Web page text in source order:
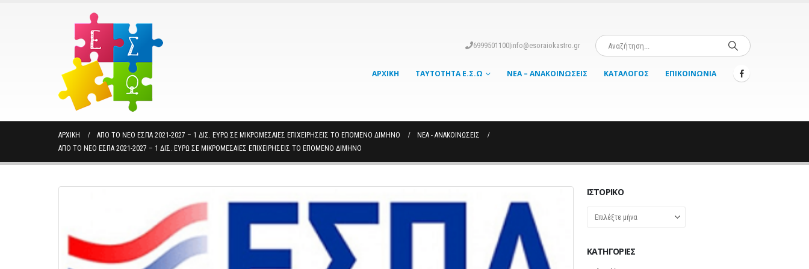
6999501100|info@esoraiokastro.gr
ΑΡΧΙΚΉ ΤΑΥΤΌΤΗΤΑ Ε.Σ.Ω ΝΈΑ – ΑΝΑΚΟΙΝΏΣΕΙΣ ΚΑΤΆΛΟΓΟΣ ΕΠΙΚΟΙΝΩΝΊΑ
ΑΡΧΙΚΉ ΑΠΌ ΤΟ ΝΈΟ ΕΣΠΑ 2021-2027 – 1 ΔΙΣ. ΕΥΡΏ ΣΕ ΜΙΚΡΟΜΕΣΑΊΕΣ ΕΠΙΧΕΙΡΉΣΕΙΣ ΤΟ ΕΠΌΜΕΝΟ ΔΊΜΗΝΟ
ΝΈΑ - ΑΝΑΚΟΙΝΏΣΕΙΣ
ΑΠΌ ΤΟ ΝΈΟ ΕΣΠΑ 2021-2027 – 1 ΔΙΣ. ΕΥΡΏ ΣΕ ΜΙΚΡΟΜΕΣΑΊΕΣ ΕΠΙΧΕΙΡΉΣΕΙΣ ΤΟ ΕΠΌΜΕΝΟ ΔΊΜΗΝΟ
ΙΣΤΟΡΙΚΌ
Ιστορικό
KΑΤΗΓΟΡΊΕΣ